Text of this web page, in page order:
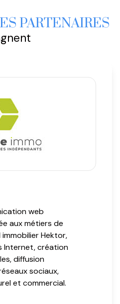
PARTENAIRES
web
aux métiers de
immobilier Hektor,
Internet, création
diffusion
sociaux,
et commercial.